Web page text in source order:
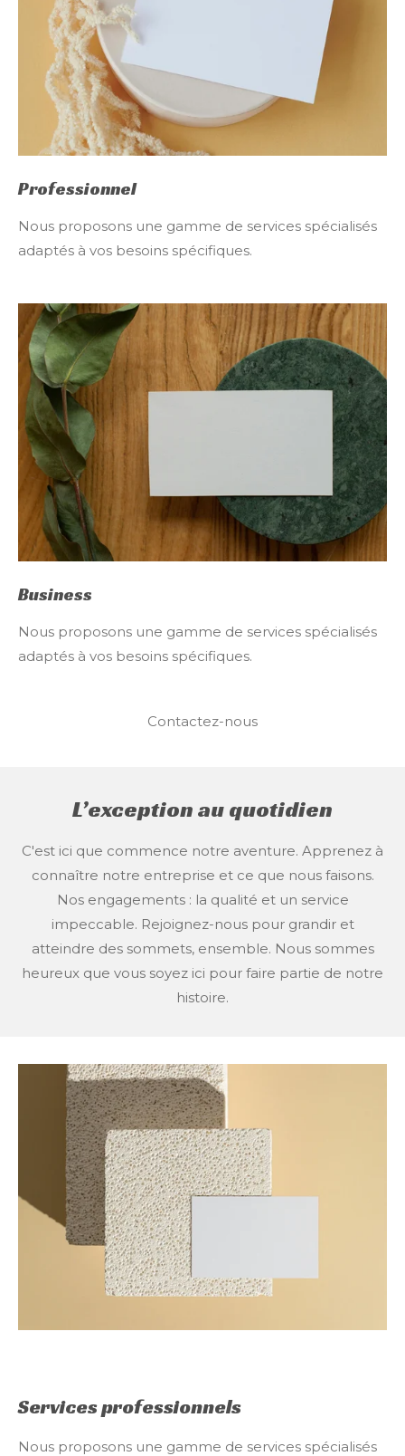
Professionnel
Nous proposons une gamme de services spécialisés
adaptés à vos besoins spécifiques.
Business
Nous proposons une gamme de services spécialisés
adaptés à vos besoins spécifiques.
Contactez-nous
L’exception au quotidien
C'est ici que commence notre aventure. Apprenez à
connaître notre entreprise et ce que nous faisons.
Nos engagements : la qualité et un service
impeccable. Rejoignez-nous pour grandir et
atteindre des sommets, ensemble. Nous sommes
heureux que vous soyez ici pour faire partie de notre
histoire.
Services professionnels
Nous proposons une gamme de services spécialisés